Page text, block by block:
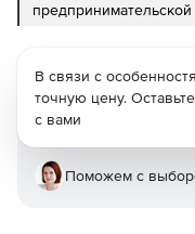
предпринимательской
В связи с
точную цену.
с вами
Поможем с